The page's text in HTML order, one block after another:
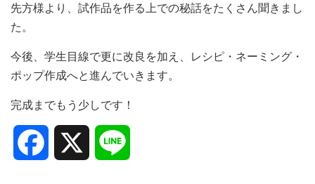
先方様より、試作品を作る上での秘話をたくさん聞きまし
た。
今後、学生目線で更に改良を加え、レシピ・ネーミング・
ポップ作成へと進んでいきます。
完成までもう少しです！
Facebook